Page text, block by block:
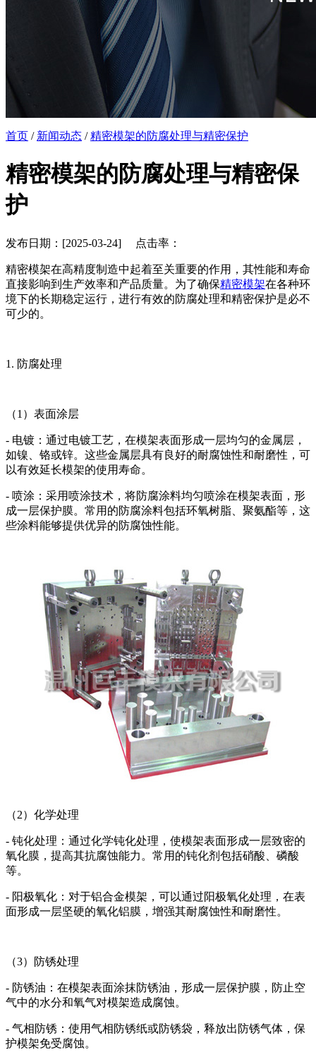
首页 / 新闻动态 /精密模架的防腐处理与精密保护
精密模架的防腐处理与精密保
护
发布日期：[2025-03-24] 点击率：
精密模架在高精度制造中起着至关重要的作用，其性能和寿命
直接影响到生产效率和产品质量。为了确保精密模架在各种环
境下的长期稳定运行，进行有效的防腐处理和精密保护是必不
可少的。
1. 防腐处理
（1）表面涂层
- 电镀：通过电镀工艺，在模架表面形成一层均匀的金属层，
如镍、铬或锌。这些金属层具有良好的耐腐蚀性和耐磨性，可
以有效延长模架的使用寿命。
- 喷涂：采用喷涂技术，将防腐涂料均匀喷涂在模架表面，形
成一层保护膜。常用的防腐涂料包括环氧树脂、聚氨酯等，这
些涂料能够提供优异的防腐蚀性能。
（2）化学处理
- 钝化处理：通过化学钝化处理，使模架表面形成一层致密的
氧化膜，提高其抗腐蚀能力。常用的钝化剂包括硝酸、磷酸
等。
- 阳极氧化：对于铝合金模架，可以通过阳极氧化处理，在表
面形成一层坚硬的氧化铝膜，增强其耐腐蚀性和耐磨性。
（3）防锈处理
- 防锈油：在模架表面涂抹防锈油，形成一层保护膜，防止空
气中的水分和氧气对模架造成腐蚀。
- 气相防锈：使用气相防锈纸或防锈袋，释放出防锈气体，保
护模架免受腐蚀。